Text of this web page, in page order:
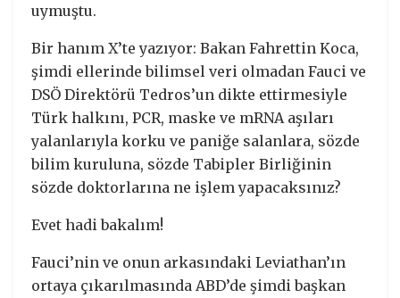
uymuştu.
Bir hanım X’te yazıyor: Bakan Fahrettin Koca,
şimdi ellerinde bilimsel veri olmadan Fauci ve
DSÖ Direktörü Tedros’un dikte ettirmesiyle
Türk halkını, PCR, maske ve mRNA aşıları
yalanlarıyla korku ve paniğe salanlara, sözde
bilim kuruluna, sözde Tabipler Birliğinin
sözde doktorlarına ne işlem yapacaksınız?
Evet hadi bakalım!
Fauci’nin ve onun arkasındaki Leviathan’ın
ortaya çıkarılmasında ABD’de şimdi başkan